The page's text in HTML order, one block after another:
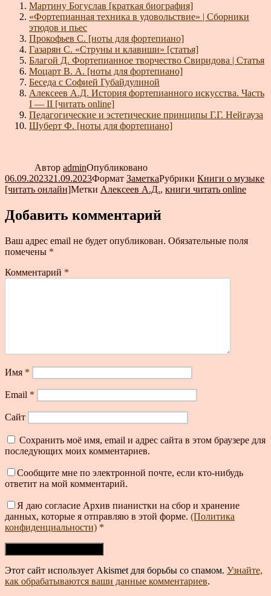
Мартину Богуслав [краткая биография]
«Фортепианная техника в удовольствие» | Сборники
этюдов и пьес
Прокофьев С. [ноты для фортепиано]
Газарян С. «Струны и клавиши» [статья]
Благой Д. Фортепианное творчество Свиридова | Статья
Моцарт В. А. [ноты для фортепиано]
Беседа с Софией Губайдулиной
Алексеев А.Д. История фортепианного искусства. Часть
I — II [читать online]
Педагогические и эстетические принципы Г.Г. Нейгауза
Шуберт Ф. [ноты для фортепиано]
Автор adminОпубликовано
06.09.202321.09.2023Формат ЗаметкаРубрики Книги о музыке
[читать онлайн]Метки Алексеев А.Д., книги читать online
Добавить комментарий
Ваш адрес email не будет опубликован. Обязательные поля
помечены *
Комментарий *
Имя *
Email *
Сайт
Сохранить моё имя, email и адрес сайта в этом браузере для
последующих моих комментариев.
Сообщите мне по электронной почте, если кто-нибудь
ответит на мой комментарий.
Я даю согласие Архив пианистки на сбор и хранение
данных, которые я отправляю в этой форме. (Политика
конфиденциальности) *
Этот сайт использует Akismet для борьбы со спамом. Узнайте,
как обрабатываются ваши данные комментариев.